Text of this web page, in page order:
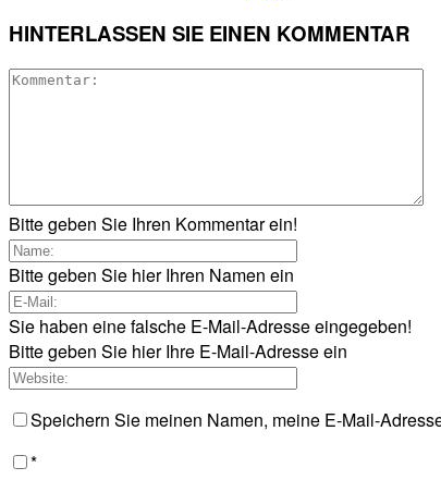
HINTERLASSEN SIE EINEN KOMMENTAR
Bitte geben Sie Ihren Kommentar ein!
Bitte geben Sie hier Ihren Namen ein
Sie haben eine falsche E-Mail-Adresse eingegeben!
Bitte geben Sie hier Ihre E-Mail-Adresse ein
Speichern Sie meinen Namen, meine E-Mail-
*